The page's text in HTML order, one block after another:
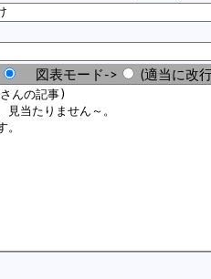
図表モード-> (適当に改